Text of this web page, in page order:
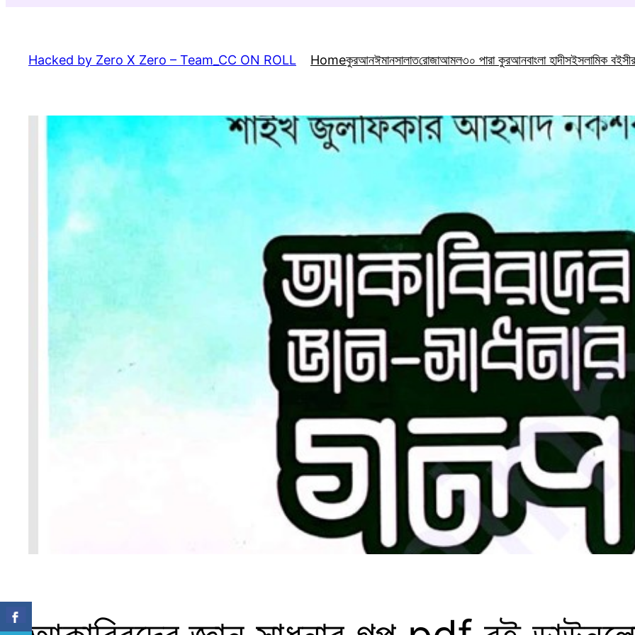
content
Hacked by Zero X Zero – Team_CC ON ROLL Homeকুরআনঈমানসালাতরোজাআমল৩০ পারা কুরআনবাংলা হাদীসইসলামিক বই